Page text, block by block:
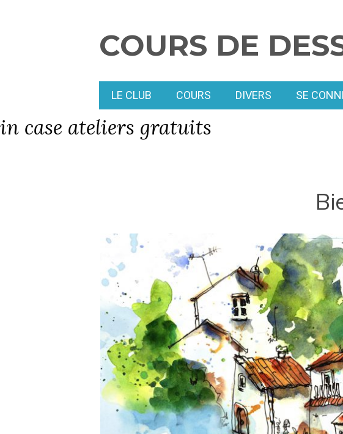
COURS DE
LE CLUB COURS DIVERS SE
in case ateliers gratuits